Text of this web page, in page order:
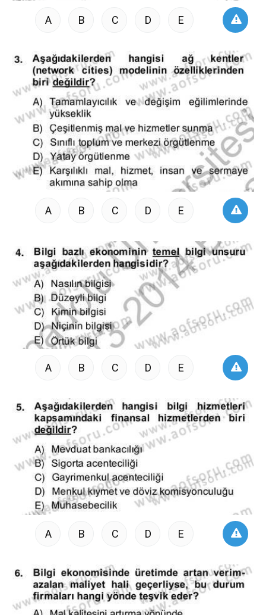
A B C D E
A B C D E
A B C D E
A B C D E